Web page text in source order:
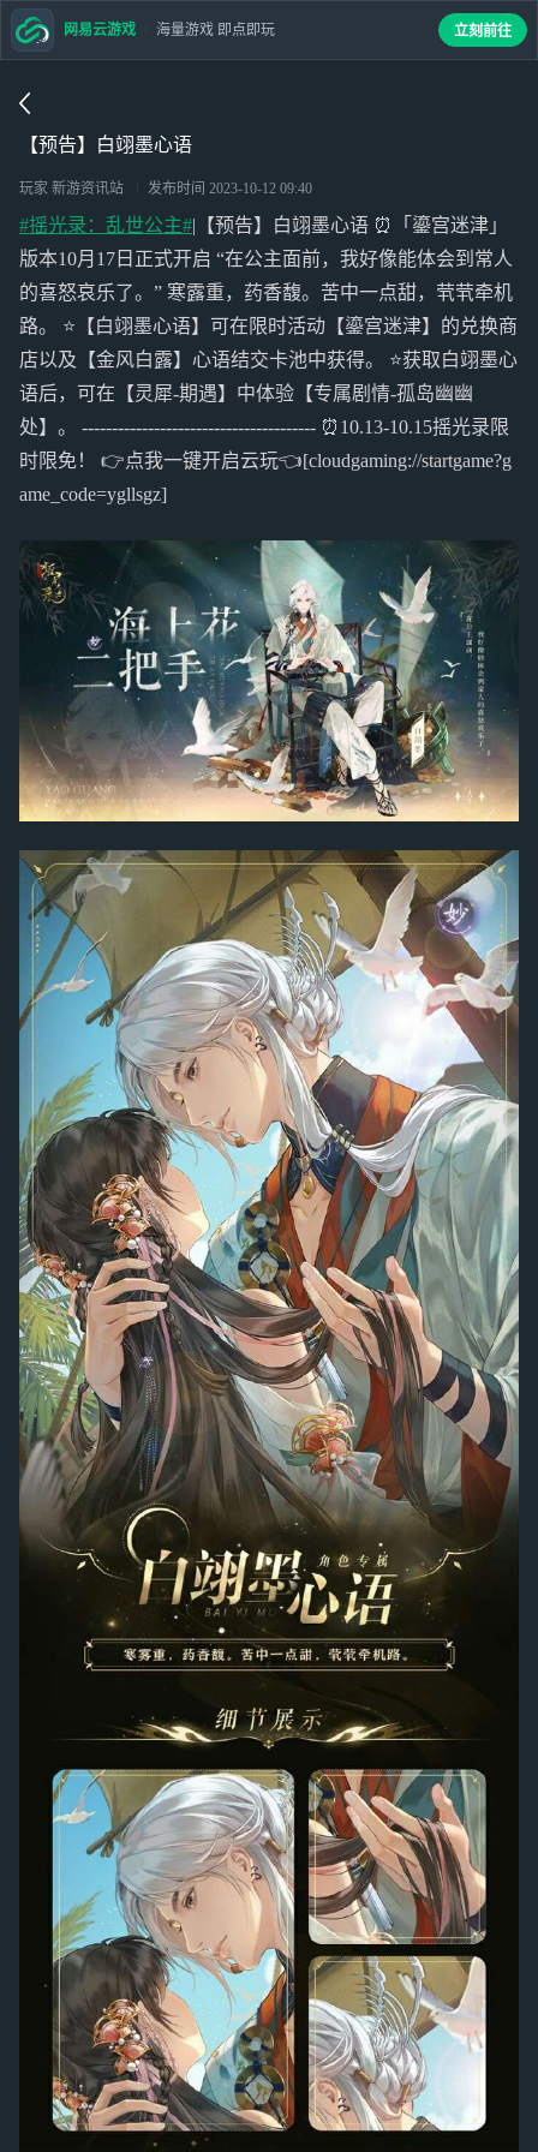
【预告】白翊墨心语
玩家 新游资讯站 发布时间 2023-10-12 09:40
#摇光录：乱世公主#|【预告】白翊墨心语 ⏰「鎏宫迷津」
版本10月17日正式开启 “在公主面前，我好像能体会到常人
的喜怒哀乐了。” 寒露重，药香馥。苦中一点甜，茕茕牵机
路。 ⭐【白翊墨心语】可在限时活动【鎏宫迷津】的兑换商
店以及【金风白露】心语结交卡池中获得。 ⭐获取白翊墨心
语后，可在【灵犀-期遇】中体验【专属剧情-孤岛幽幽
处】。 --------------------------------------- ⏰10.13-10.15摇光录限
时限免！ 👉点我一键开启云玩👈[cloudgaming://startgame?g
ame_code=ygllsgz]
网易云游戏 海量游戏 即点即玩 立刻前往